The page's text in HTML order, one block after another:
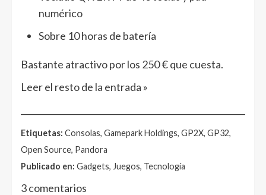
numérico
Sobre 10 horas de batería
Bastante atractivo por los 250 € que cuesta.
Leer el resto de la entrada »
Etiquetas: Consolas, Gamepark Holdings, GP2X, GP32,
Open Source, Pandora
Publicado en: Gadgets, Juegos, Tecnología
3 comentarios